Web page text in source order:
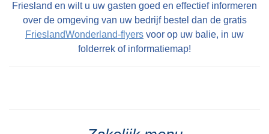
Friesland en wilt u uw gasten goed en effectief informeren
over de omgeving van uw bedrijf bestel dan de gratis
FrieslandWonderland-flyers voor op uw balie, in uw
folderrek of informatiemap!